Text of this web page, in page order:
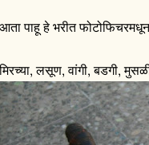
आता पाहू हे भरीत
मिरच्या, लसूण, वांगी, बडगी,